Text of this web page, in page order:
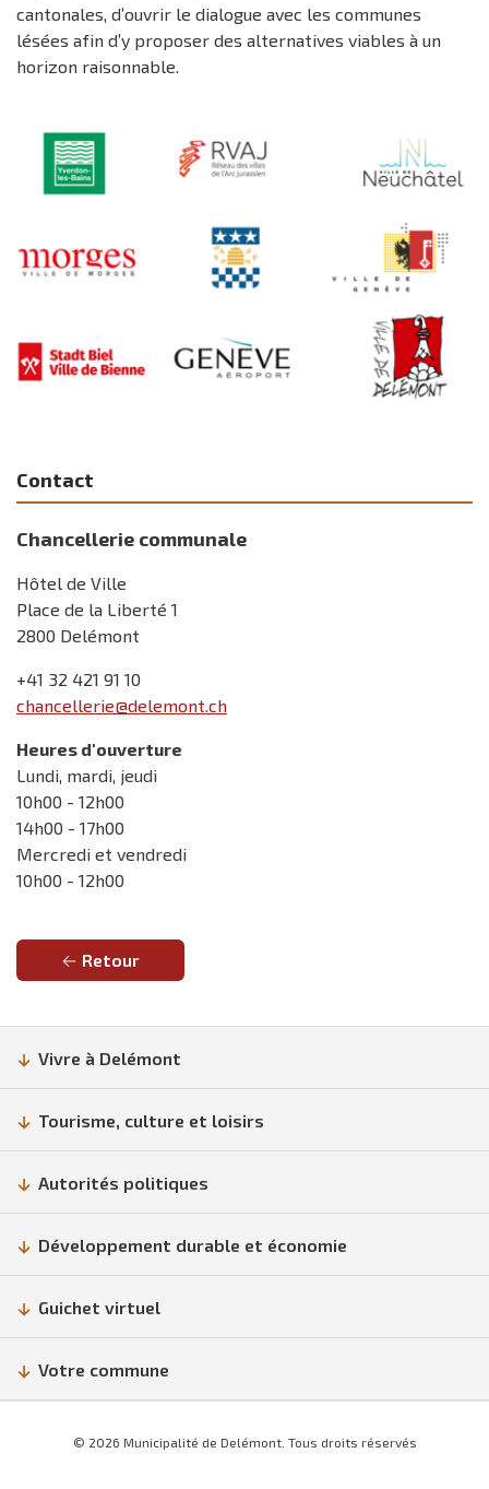
cantonales, d’ouvrir le dialogue avec les communes
lésées afin d’y proposer des alternatives viables à un
horizon raisonnable.
Contact
Chancellerie communale
Hôtel de Ville
Place de la Liberté 1
2800 Delémont
+41 32 421 91 10
chancellerie@delemont.ch
Heures d'ouverture
Lundi, mardi, jeudi
10h00 - 12h00
14h00 - 17h00
Mercredi et vendredi
10h00 - 12h00
Retour
Vivre à Delémont
Tourisme, culture et loisirs
Autorités politiques
Développement durable et économie
Guichet virtuel
Votre commune
© 2026 Municipalité de Delémont. Tous droits réservés